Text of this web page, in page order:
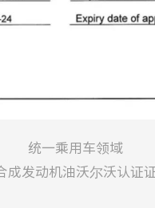
统一乘用车领域
发动机油沃尔沃认证